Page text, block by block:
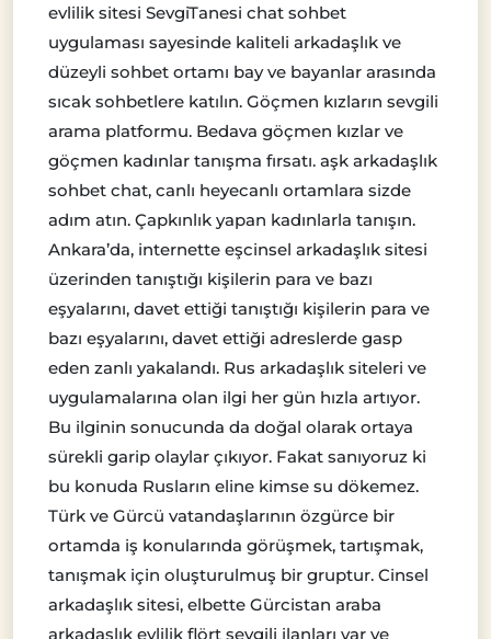
evlilik sitesi SevgiTanesi chat sohbet
uygulaması sayesinde kaliteli arkadaşlık ve
düzeyli sohbet ortamı bay ve bayanlar arasında
sıcak sohbetlere katılın. Göçmen kızların sevgili
arama platformu. Bedava göçmen kızlar ve
göçmen kadınlar tanışma fırsatı. aşk arkadaşlık
sohbet chat, canlı heyecanlı ortamlara sizde
adım atın. Çapkınlık yapan kadınlarla tanışın.
Ankara’da, internette eşcinsel arkadaşlık sitesi
üzerinden tanıştığı kişilerin para ve bazı
eşyalarını, davet ettiği tanıştığı kişilerin para ve
bazı eşyalarını, davet ettiği adreslerde gasp
eden zanlı yakalandı. Rus arkadaşlık siteleri ve
uygulamalarına olan ilgi her gün hızla artıyor.
Bu ilginin sonucunda da doğal olarak ortaya
sürekli garip olaylar çıkıyor. Fakat sanıyoruz ki
bu konuda Rusların eline kimse su dökemez.
Türk ve Gürcü vatandaşlarının özgürce bir
ortamda iş konularında görüşmek, tartışmak,
tanışmak için oluşturulmuş bir gruptur. Cinsel
arkadaşlık sitesi, elbette Gürcistan araba
arkadaşlık evlilik flört sevgili ilanları var ve